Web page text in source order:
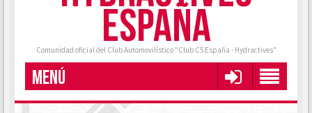
ESPAÑA
Comunidad oficial del Club Automovilístico "Club C5 España - Hydractives"
MENÚ